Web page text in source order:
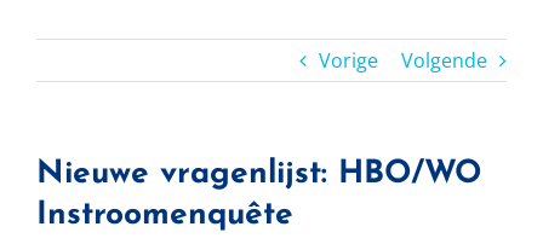
Vorige Volgende
Nieuwe vragenlijst: HBO/WO
Instroomenquête